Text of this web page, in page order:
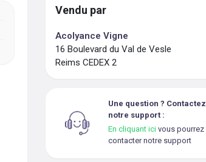
Vendu par
Acolyance Vigne
16 Boulevard du Val de Vesle
Reims CEDEX 2
Une question ? Contactez
notre support :
En cliquant ici vous pourrez
contacter notre support